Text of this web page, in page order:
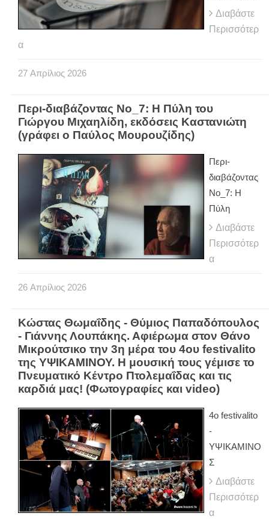
Διαβάστε
Περισσότερ
α
27 Απρίλιος 2026
Περι-διαβάζοντας Νο_7: Η Πύλη του
Γιώργου Μιχαηλίδη, εκδόσεις Καστανιώτη
(γράφει ο Παύλος Μουρουζίδης)
Περι-
διαβάζοντας
Νο_7: Η
Πύλη
Διαβάστε
Περισσότερ
α
26 Απρίλιος 2026
Κώστας Θωμαΐδης - Θύμιος Παπαδόπουλος
- Γιάννης Λουπάκης. Αφιέρωμα στον Θάνο
Μικρούτσικο την 3η μέρα του 4ου festivalito
της ΥΨΙΚΑΜΙΝΟΥ. Η μουσική τους γέμισε το
Πνευματικό Κέντρο Πτολεμαΐδας και τις
καρδιά μας! (Φωτογραφίες και video)
4ο festivalito
-
ΥΨΙΚΑΜΙΝΟ
Σ
Διαβάστε
Περισσότερ
α